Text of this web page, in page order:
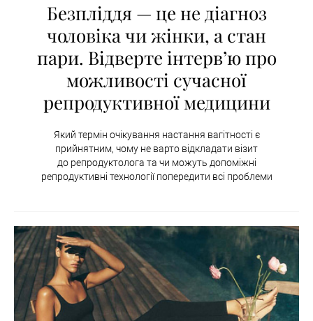
Безпліддя — це не діагноз
чоловіка чи жінки, а стан
пари. Відверте інтервʼю про
можливості сучасної
репродуктивної медицини
Який термін очікування настання вагітності є
прийнятним, чому не варто відкладати візит
до репродуктолога та чи можуть допоміжні
репродуктивні технології попередити всі проблеми